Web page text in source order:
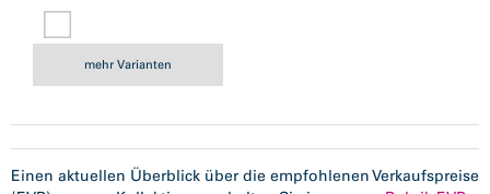
mehr Varianten
Einen aktuellen Überblick über die empfohlenen Verkaufspreise